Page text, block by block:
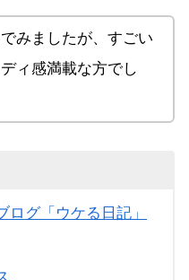
みましたが、すごい
ィ感満載な方でし
グ「ウケる日記」